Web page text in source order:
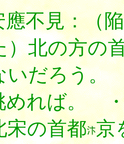
不見：（
）北の方の
いだろう。
めれば。
宋の首都 京